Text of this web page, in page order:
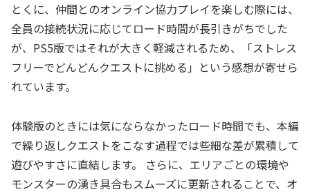
とくに、仲間とのオンライン協力プレイを楽しむ際には、
全員の接続状況に応じてロード時間が長引きがちでした
が、PS5版ではそれが大きく軽減されるため、「ストレス
フリーでどんどんクエストに挑める」という感想が寄せら
れています。
体験版のときには気にならなかったロード時間でも、本編
で繰り返しクエストをこなす過程では些細な差が累積して
遊びやすさに直結します。 さらに、エリアごとの環境や
モンスターの湧き具合もスムーズに更新されることで、オ